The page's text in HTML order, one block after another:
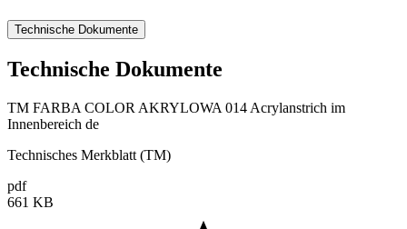
Technische Dokumente
Technische Dokumente
TM FARBA COLOR AKRYLOWA 014 Acrylanstrich im
Innenbereich de
Technisches Merkblatt (TM)
pdf
661 KB